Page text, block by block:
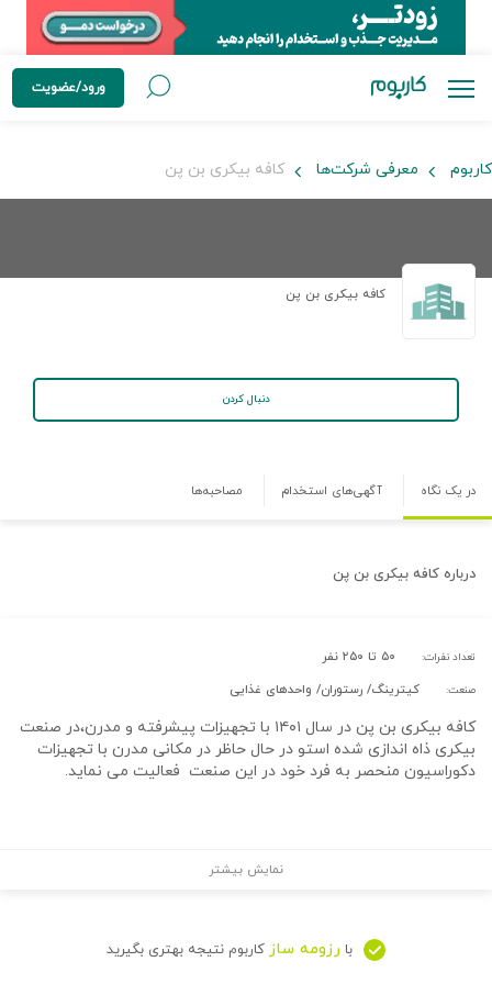
ورود/عضویت
کاربوم معرفی شرکت‌ها کافه بیکری بن پن
کافه بیکری بن پن
دنبال کردن
در یک نگاه آگهی‌های استخدام مصاحبه‌ها
درباره کافه بیکری بن پن
تعداد نفرات: ۵۰ تا ۲۵۰ نفر
صنعت: کیترینگ/ رستوران/ واحدهای غذایی
کافه بیکری بن پن در سال ۱۴۰۱ با تجهیزات پیشرفته و مدرن،در صنعت
بیکری ذاه اندازی شده استو در حال حاظر در مکانی مدرن با تجهیزات
دکوراسیون منحصر به فرد خود در این صنعت فعالیت می نماید.
نمایش بیشتر
با رزومه ساز کاربوم نتیجه بهتری بگیرید